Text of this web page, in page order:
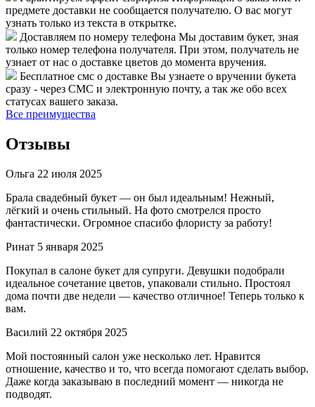
предмете доставки не сообщается получателю. О вас могут
узнать только из текста в открытке.
Доставляем по номеру телефона Мы доставим букет, зная
только номер телефона получателя. При этом, получатель не
узнает от нас о доставке цветов до момента вручения.
Бесплатное смс о доставке Вы узнаете о вручении букета
сразу - через СМС и электронную почту, а так же обо всех
статусах вашего заказа.
Все преимущества
Отзывы
Ольга 22 июля 2025
Брала свадебный букет — он был идеальным! Нежный,
лёгкий и очень стильный. На фото смотрелся просто
фантастически. Огромное спасибо флористу за работу!
Ринат 5 января 2025
Покупал в салоне букет для супруги. Девушки подобрали
идеальное сочетание цветов, упаковали стильно. Простоял
дома почти две недели — качество отличное! Теперь только к
вам.
Василий 22 октября 2025
Мой постоянный салон уже несколько лет. Нравится
отношение, качество и то, что всегда помогают сделать выбор.
Даже когда заказываю в последний момент — никогда не
подводят.